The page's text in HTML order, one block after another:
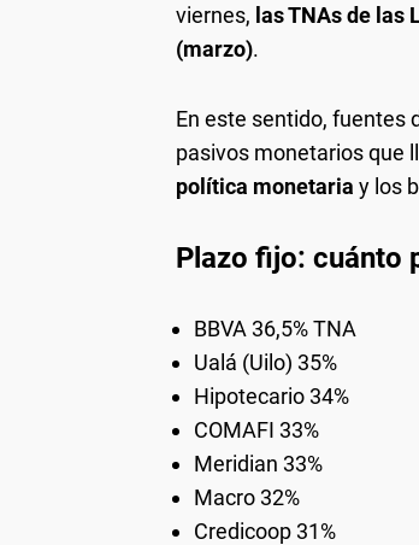
viernes, las TNAs de las
(marzo).
En este sentido, fuentes
pasivos monetarios que
política monetaria y los
Plazo fijo: cuánto
BBVA 36,5% TNA
Ualá (Uilo) 35%
Hipotecario 34%
COMAFI 33%
Meridian 33%
Macro 32%
Credicoop 31%